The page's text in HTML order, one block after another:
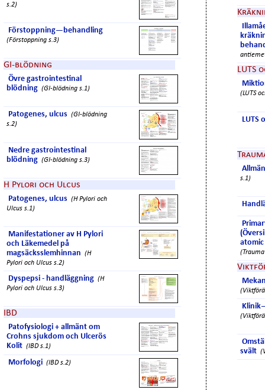
s.2)
Förstoppning—behandling
(Förstoppning s.3)
GI-blödning
Övre gastrointestinal
blödning (GI-blödning s.1)
Patogenes, ulcus (GI-blödning
s.2)
Nedre gastrointestinal
blödning (GI-blödning s.3)
H Pylori och Ulcus
Patogenes, ulcus (H Pylori och
Ulcus s.1)
Manifestationer av H Pylori
och Läkemedel på
magsäcksslemhinnan (H
Pylori och Ulcus s.2)
Dyspepsi - handläggning (H
Pylori och Ulcus s.3)
IBD
Patofysiologi + allmänt om
Crohns sjukdom och Ulcerös
Kolit (IBD s.1)
Morfologi (IBD s.2)
LUTS
(LUTS
LUTS
s.1)
svält